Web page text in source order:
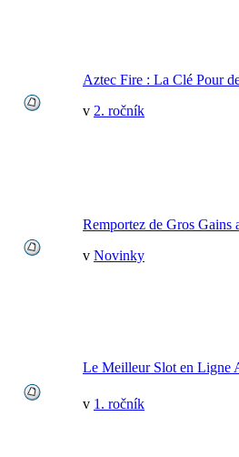
Aztec Fire : La Clé Pour
v 2. ročník
Remportez de Gros Gains
v Novinky
Le Meilleur Slot en Ligne
v 1. ročník